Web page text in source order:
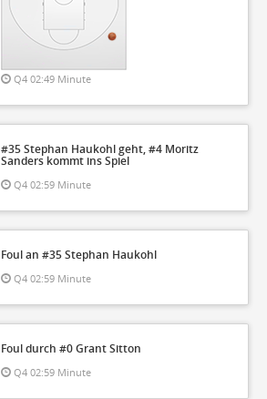
Q4 02:49 Minute
#35 Stephan Haukohl geht, #4 Moritz
Sanders kommt ins Spiel
Q4 02:59 Minute
Foul an #35 Stephan Haukohl
Q4 02:59 Minute
Foul durch #0 Grant Sitton
Q4 02:59 Minute